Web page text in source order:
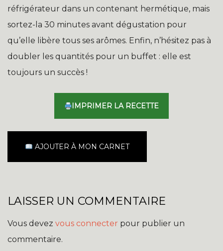
réfrigérateur dans un contenant hermétique, mais
sortez-la 30 minutes avant dégustation pour
qu’elle libère tous ses arômes. Enfin, n’hésitez pas à
doubler les quantités pour un buffet : elle est
toujours un succès !
IMPRIMER LA RECETTE
AJOUTER À MON CARNET
LAISSER UN COMMENTAIRE
Vous devez vous connecter pour publier un
commentaire.